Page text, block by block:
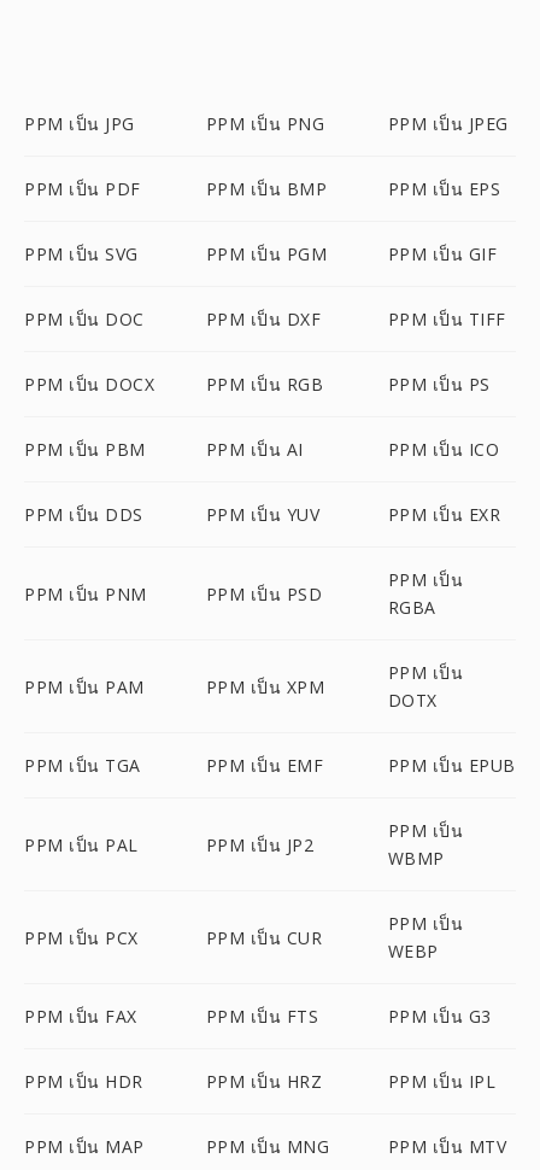
PPM เป็น JPG PPM เป็น PNG PPM เป็น JPEG
PPM เป็น PDF PPM เป็น BMP PPM เป็น EPS
PPM เป็น SVG PPM เป็น PGM PPM เป็น GIF
PPM เป็น DOC PPM เป็น DXF PPM เป็น TIFF
PPM เป็น DOCX PPM เป็น RGB PPM เป็น PS
PPM เป็น PBM PPM เป็น AI PPM เป็น ICO
PPM เป็น DDS PPM เป็น YUV PPM เป็น EXR
PPM เป็น PNM PPM เป็น PSD
PPM เป็น
RGBA
PPM เป็น PAM PPM เป็น XPM
PPM เป็น
DOTX
PPM เป็น TGA PPM เป็น EMF PPM เป็น EPUB
PPM เป็น PAL PPM เป็น JP2
PPM เป็น
WBMP
PPM เป็น PCX PPM เป็น CUR
PPM เป็น
WEBP
PPM เป็น FAX PPM เป็น FTS PPM เป็น G3
PPM เป็น HDR PPM เป็น HRZ PPM เป็น IPL
PPM เป็น MAP PPM เป็น MNG PPM เป็น MTV